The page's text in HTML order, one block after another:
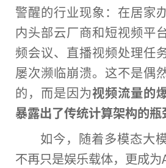
警醒的行业现象：在居家
内头部云厂商和短视频平
频会议、直播视频处理任
屡次濒临崩溃。这不是偶
的，而是因为视频流量的
暴露出了传统计算架构的瓶
如今，随着多模态大
不再只是娱乐载体，更成